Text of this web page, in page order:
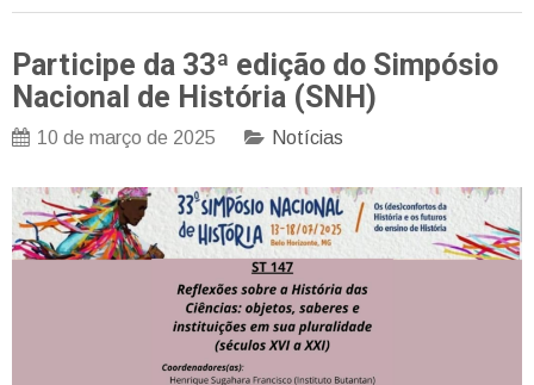
Participe da 33ª edição do Simpósio
Nacional de História (SNH)
10 de março de 2025 Notícias